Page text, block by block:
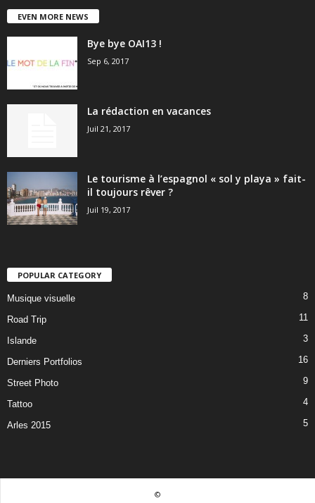
EVEN MORE NEWS
Bye bye OAI13 !
Sep 6, 2017
La rédaction en vacances
Juil 21, 2017
Le tourisme à l’espagnol « sol y playa » fait-
il toujours rêver ?
Juil 19, 2017
POPULAR CATEGORY
Musique visuelle 8
Road Trip 11
Islande 3
Derniers Portfolios 16
Street Photo 9
Tattoo 4
Arles 2015 5
©